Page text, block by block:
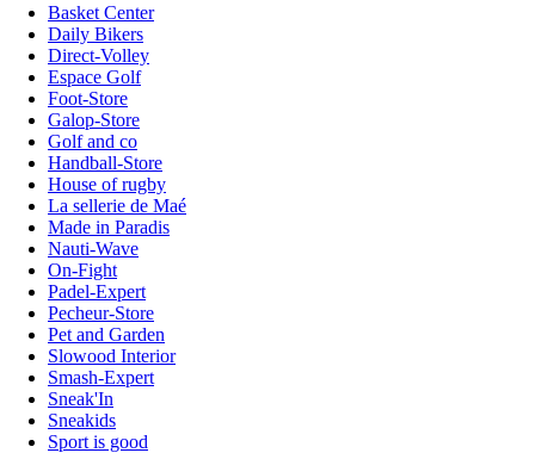
Basket Center
Daily Bikers
Direct-Volley
Espace Golf
Foot-Store
Galop-Store
Golf and co
Handball-Store
House of rugby
La sellerie de Maé
Made in Paradis
Nauti-Wave
On-Fight
Padel-Expert
Pecheur-Store
Pet and Garden
Slowood Interior
Smash-Expert
Sneak'In
Sneakids
Sport is good